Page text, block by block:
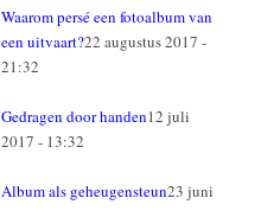
Waarom persé een fotoalbum van
een uitvaart?22 augustus 2017 -
21:32
Gedragen door handen12 juli
2017 - 13:32
Album als geheugensteun23 juni